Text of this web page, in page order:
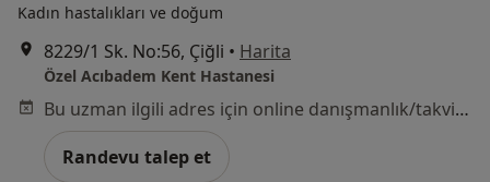
Kadın hastalıkları ve doğum
8229/1 Sk. No:56, Çiğli • Harita
Özel Acıbadem Kent Hastanesi
Bu uzman ilgili adres için online danışmanlık/takvim sunmuyor.
Randevu talep et